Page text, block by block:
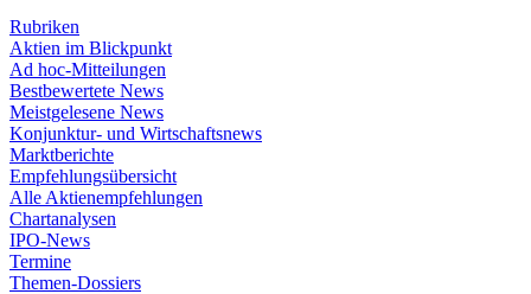
Rubriken
Aktien im Blickpunkt
Ad hoc-Mitteilungen
Bestbewertete News
Meistgelesene News
Konjunktur- und Wirtschaftsnews
Marktberichte
Empfehlungsübersicht
Alle Aktienempfehlungen
Chartanalysen
IPO-News
Termine
Themen-Dossiers